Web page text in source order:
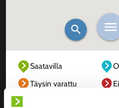
Saatavilla
Täysin varattu